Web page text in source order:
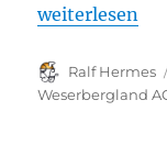
„Henning
weiterlesen
Autor
Ralf Hermes
Weserbergland